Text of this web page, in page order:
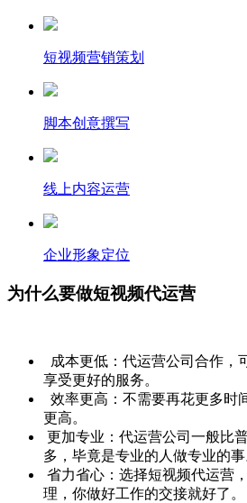
短视频营销策划
脚本创意撰写
线上内容运营
企业形象定位
为什么要做短视频代运营
成本更低：代运营公司合作，
享受更好的服务。
效率更高：不需要再花更多时
更高。
更加专业：代运营公司一般比
多，毕竟是专业的人做专业的事
省力省心：选择短视频代运营
理，你做好工作的交接就好了。